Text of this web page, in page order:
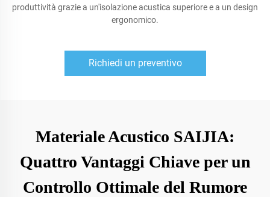
produttività grazie a un'isolazione acustica superiore e a un design
ergonomico.
Richiedi un preventivo
Materiale Acustico SAIJIA:
Quattro Vantaggi Chiave per un
Controllo Ottimale del Rumore